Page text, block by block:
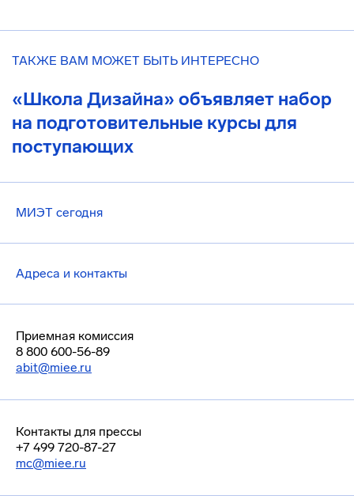
ТАКЖЕ ВАМ МОЖЕТ БЫТЬ ИНТЕРЕСНО
«Школа Дизайна» объявляет набор
на подготовительные курсы для
поступающих
МИЭТ сегодня
Адреса и контакты
Приемная комиссия
8 800 600-56-89
abit@miee.ru
Контакты для прессы
+7 499 720-87-27
mc@miee.ru